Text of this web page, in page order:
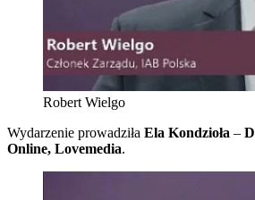
Robert Wielgo
Wydarzenie prowadziła Ela Kondzioła –
Online, Lovemedia.